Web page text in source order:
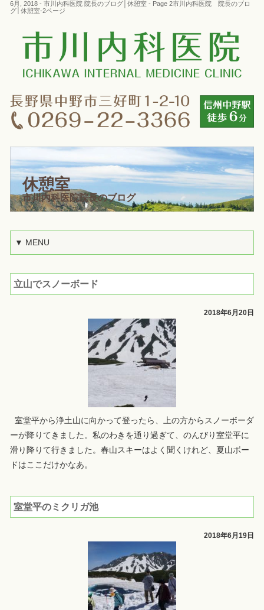
6月, 2018 - 市川内科医院 院長のブログ│休憩室 - Page 2市川内科医院 院長のブロ
グ│休憩室-2ページ
休憩室
市川内科医院院長のブログ
▼ MENU
立山でスノーボード
2018年6月20日
室堂平から浄土山に向かって登ったら、上の方からスノーボーダ
ーが降りてきました。私のわきを通り過ぎて、のんびり室堂平に
滑り降りて行きました。春山スキーはよく聞くけれど、夏山ボー
ドはここだけかなあ。
室堂平のミクリガ池
2018年6月19日